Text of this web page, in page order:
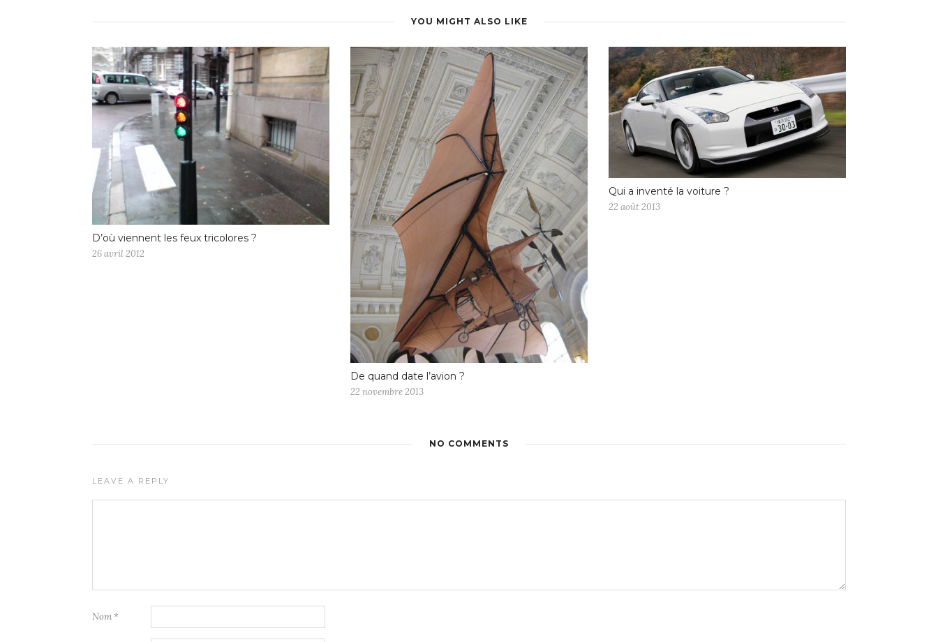
YOU MIGHT ALSO LIKE
D’où viennent les feux tricolores ?
26 avril 2012
De quand date l’avion ?
22 novembre 2013
Qui a inventé la voiture ?
22 août 2013
NO COMMENTS
LEAVE A REPLY
Nom *